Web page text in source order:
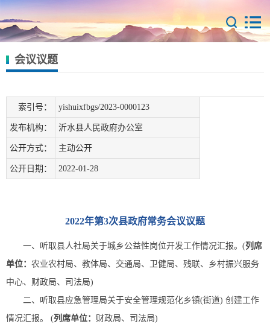
会议议题
索引号： yishuixfbgs/2023-0000123
发布机构： 沂水县人民政府办公室
公开方式： 主动公开
公开日期： 2022-01-28
2022年第3次县政府常务会议议题
一、听取县人社局关于城乡公益性岗位开发工作情况汇报。(列席
单位： 农业农村局、教体局、交通局、卫健局、残联、乡村振兴服务
中心、财政局、司法局)
二、听取县应急管理局关于安全管理规范化乡镇(街道) 创建工作
情况汇报。 (列席单位： 财政局、司法局)